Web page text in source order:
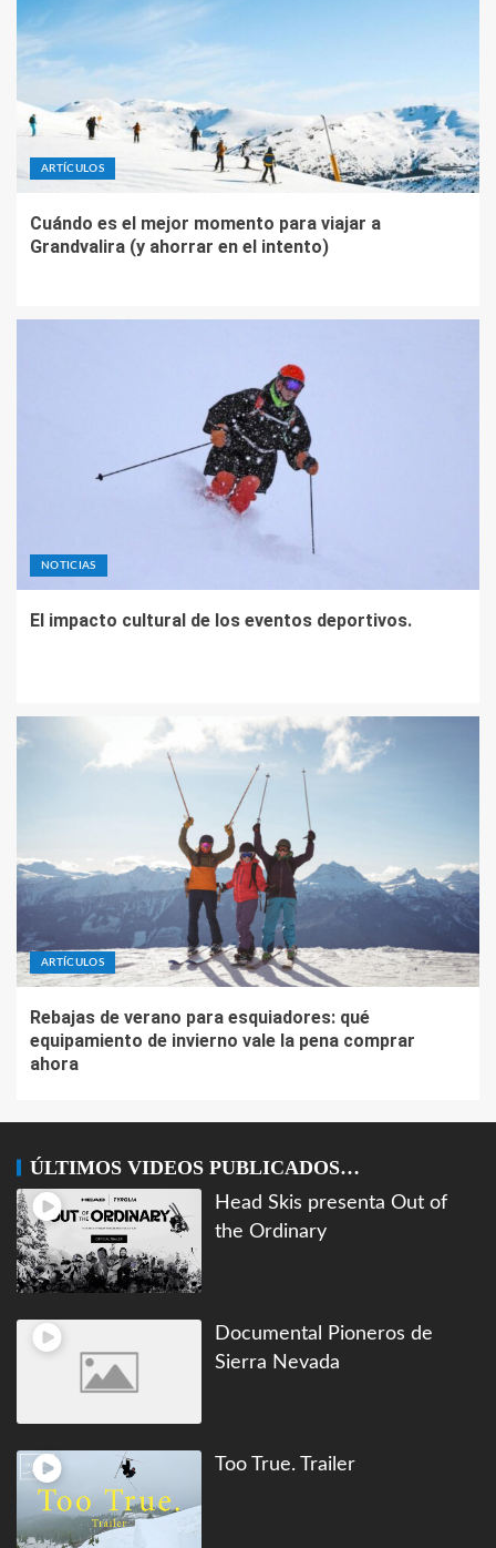
ARTÍCULOS
Cuándo es el mejor momento para viajar a
Grandvalira (y ahorrar en el intento)
NOTICIAS
El impacto cultural de los eventos deportivos.
ARTÍCULOS
Rebajas de verano para esquiadores: qué
equipamiento de invierno vale la pena comprar
ahora
ÚLTIMOS VIDEOS PUBLICADOS…
Head Skis presenta Out of
the Ordinary
Documental Pioneros de
Sierra Nevada
Too True. Trailer